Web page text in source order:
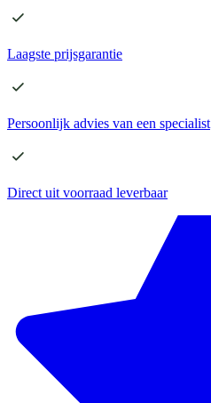
Laagste prijsgarantie
Persoonlijk advies van een specialist
Direct uit voorraad leverbaar